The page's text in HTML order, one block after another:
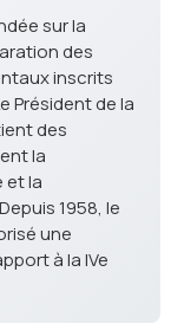
sur la
des
inscrits
Président de la
des
la
et la
1958, le
une
à la IVe